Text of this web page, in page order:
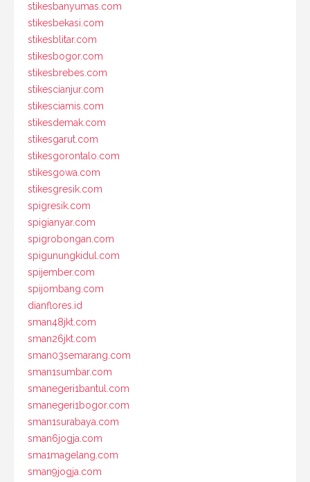
stikesbanyumas.com
stikesbekasi.com
stikesblitar.com
stikesbogor.com
stikesbrebes.com
stikescianjur.com
stikesciamis.com
stikesdemak.com
stikesgarut.com
stikesgorontalo.com
stikesgowa.com
stikesgresik.com
spigresik.com
spigianyar.com
spigrobongan.com
spigunungkidul.com
spijember.com
spijombang.com
dianflores.id
sman48jkt.com
sman26jkt.com
sman03semarang.com
sman1sumbar.com
smanegeri1bantul.com
smanegeri1bogor.com
sman1surabaya.com
sman6jogja.com
sma1magelang.com
sman9jogja.com